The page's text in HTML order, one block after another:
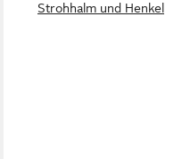
Strohhalm und Henkel